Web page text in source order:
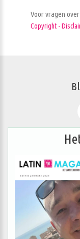
Voor vragen
Copyright -